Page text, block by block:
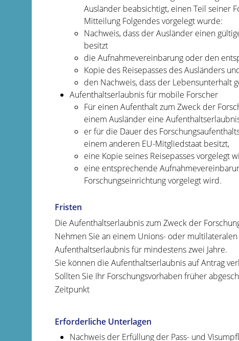
Ausländer beabsichtigt, einen Teil seiner
Mitteilung Folgendes vorgelegt wurde:
Nachweis, dass der Ausländer einen
besitzt
die Aufnahmevereinbarung oder den
Kopie des Reisepasses des Ausländers
den Nachweis, dass der Lebensunterhalt
Aufenthaltserlaubnis für mobile Forscher
Für einen Aufenthalt zum Zweck der
einem Ausländer eine
er für die Dauer des
einem anderen EU-Mitgliedstaat besitzt,
eine Kopie seines Reisepasses vorgelegt
eine entsprechende
Forschungseinrichtung vorgelegt wird.
Fristen
Die Aufenthaltserlaubnis zum Zweck der
Nehmen Sie an einem Unions- oder
Aufenthaltserlaubnis für mindestens zwei Jahre.
Sie können die Aufenthaltserlaubnis auf Antrag
Sollten Sie Ihr Forschungsvorhaben früher
Zeitpunkt
Erforderliche Unterlagen
Nachweis der Erfüllung der Pass- und